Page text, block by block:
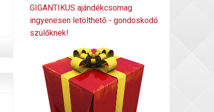
GIGANTIKUS ajándékcsomag
ingyenesen letölthető - gondoskodó
szülőknek!